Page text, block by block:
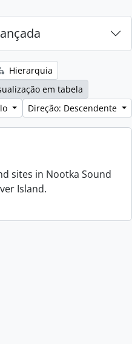
Hierarquia
em tabela
Direção: Descendente
sites in Nootka Sound
Island.